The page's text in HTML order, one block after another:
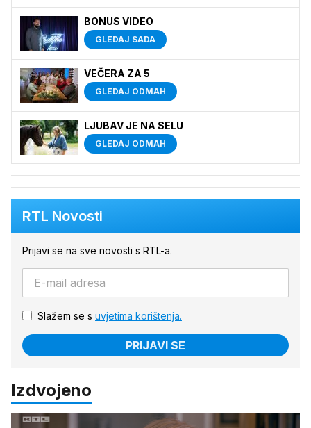
BONUS VIDEO
GLEDAJ SADA
VEČERA ZA 5
GLEDAJ ODMAH
LJUBAV JE NA SELU
GLEDAJ ODMAH
RTL Novosti
Prijavi se na sve novosti s RTL-a.
Slažem se s uvjetima korištenja.
PRIJAVI SE
Izdvojeno